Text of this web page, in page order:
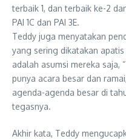
terbaik 1, dan terbaik ke-2
PAI 1C dan PAI 3E.
Teddy juga menyatakan
yang sering dikatakan
adalah asumsi mereka saja,
punya acara besar dan
agenda-agenda besar di
tegasnya.
Akhir kata, Teddy